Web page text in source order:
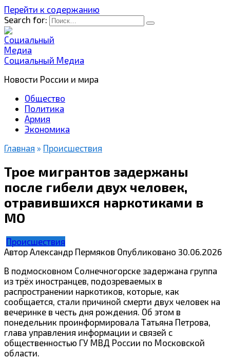
Перейти к содержанию
Search for:
Социальный Медиа
Новости России и мира
Общество
Политика
Армия
Экономика
Главная » Происшествия
Трое мигрантов задержаны
после гибели двух человек,
отравившихся наркотиками в
МО
Происшествия
Автор Александр Пермяков Опубликовано 30.06.2026
В подмосковном Солнечногорске задержана группа
из трёх иностранцев, подозреваемых в
распространении наркотиков, которые, как
сообщается, стали причиной смерти двух человек на
вечеринке в честь дня рождения. Об этом в
понедельник проинформировала Татьяна Петрова,
глава управления информации и связей с
общественностью ГУ МВД России по Московской
области.